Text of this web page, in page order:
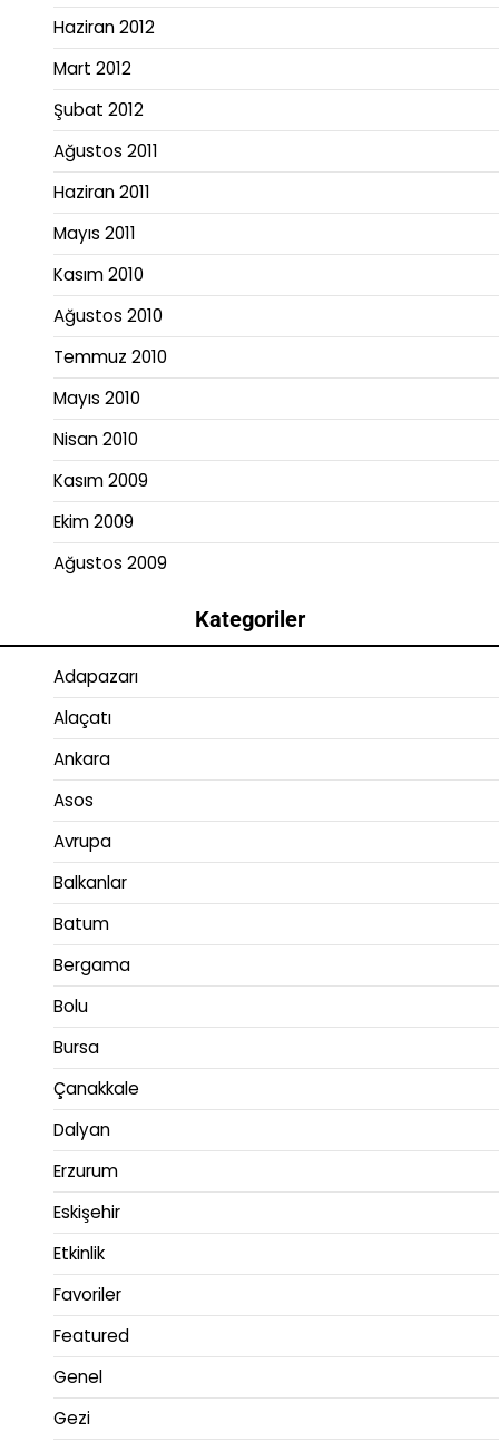
Haziran 2012
Mart 2012
Şubat 2012
Ağustos 2011
Haziran 2011
Mayıs 2011
Kasım 2010
Ağustos 2010
Temmuz 2010
Mayıs 2010
Nisan 2010
Kasım 2009
Ekim 2009
Ağustos 2009
Kategoriler
Adapazarı
Alaçatı
Ankara
Asos
Avrupa
Balkanlar
Batum
Bergama
Bolu
Bursa
Çanakkale
Dalyan
Erzurum
Eskişehir
Etkinlik
Favoriler
Featured
Genel
Gezi